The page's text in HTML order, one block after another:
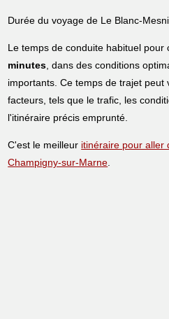
Durée du voyage de Le Blanc-
Le temps de conduite habituel
minutes, dans des conditions
importants. Ce temps de trajet
facteurs, tels que le trafic, les
l'itinéraire précis emprunté.
C'est le meilleur itinéraire pour aller
Champigny-sur-Marne.